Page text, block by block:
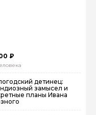
₽
детинец:
замысел и
планы Ивана